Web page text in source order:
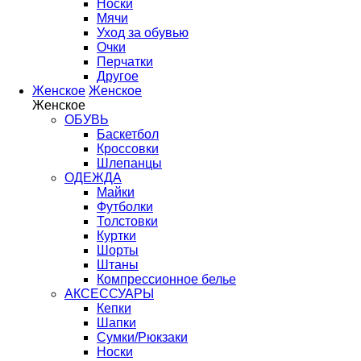
Носки
Мячи
Уход за обувью
Очки
Перчатки
Другое
Женское Женское
Женское
ОБУВЬ
Баскетбол
Кроссовки
Шлепанцы
ОДЕЖДА
Майки
Футболки
Толстовки
Куртки
Шорты
Штаны
Компрессионное белье
АКСЕССУАРЫ
Кепки
Шапки
Сумки/Рюкзаки
Носки